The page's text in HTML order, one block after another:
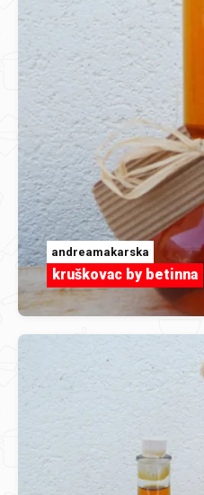
andreamakarska
kruškovac by betinna